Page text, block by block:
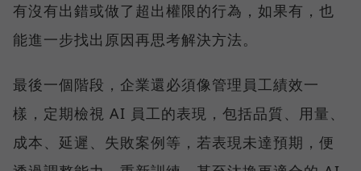
有沒有出錯或做了超出權限的行為，如果有，也
能進一步找出原因再思考解決方法。
最後一個階段，企業還必須像管理員工績效一
樣，定期檢視 AI 員工的表現，包括品質、用量、
成本、延遲、失敗案例等，若表現未達預期，便